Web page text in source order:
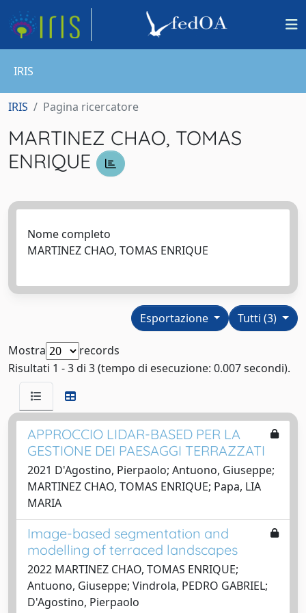
IRIS
IRIS Pagina ricercatore
MARTINEZ CHAO, TOMAS
ENRIQUE
Nome completo
MARTINEZ CHAO, TOMAS ENRIQUE
Tutti (3)
Esportazione
Mostra
records
Risultati 1 - 3 di 3 (tempo di esecuzione: 0.007 secondi).
APPROCCIO LIDAR-BASED PER LA
GESTIONE DEI PAESAGGI TERRAZZATI
2021 D'Agostino, Pierpaolo; Antuono, Giuseppe;
MARTINEZ CHAO, TOMAS ENRIQUE; Papa, LIA
MARIA
Image-based segmentation and
modelling of terraced landscapes
2022 MARTINEZ CHAO, TOMAS ENRIQUE;
Antuono, Giuseppe; Vindrola, PEDRO GABRIEL;
D'Agostino, Pierpaolo